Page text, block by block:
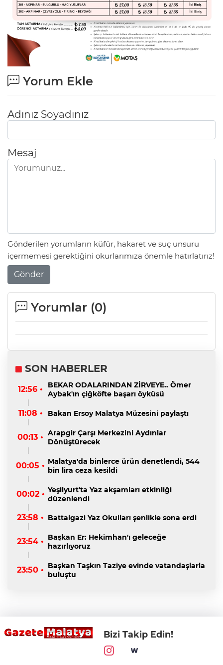
Yorum Ekle
Adınız Soyadınız
Mesaj
Gönderilen yorumların küfür, hakaret ve suç unsuru
içermemesi gerektiğini okurlarımıza önemle hatırlatırız!
Gönder
Yorumlar (0)
SON HABERLER
12:56 •
BEKAR ODALARINDAN ZİRVEYE.. Ömer
Aybak'ın çiğköfte başarı öyküsü
11:08 • Bakan Ersoy Malatya Müzesini paylaştı
00:13 • Arapgir Çarşı Merkezini Aydınlar
Dönüştürecek
00:05 • Malatya'da binlerce ürün denetlendi, 544
bin lira ceza kesildi
00:02 • Yeşilyurt'ta Yaz akşamları etkinliği
düzenlendi
23:58 • Battalgazi Yaz Okulları şenlikle sona erdi
23:54 • Başkan Er: Hekimhan'ı geleceğe
hazırlıyoruz
23:50 • Başkan Taşkın Taziye evinde vatandaşlarla
buluştu
Bizi Takip Edin!